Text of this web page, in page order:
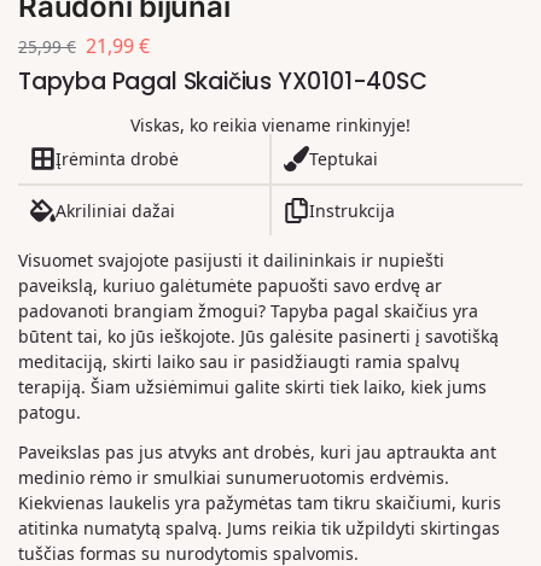
25,99€ 21,99€
Tapyba Pagal Skaičius YX0101-40SC
Viskas, ko reikia viename rinkinyje!
Įrėminta drobė
Teptukai
Akriliniai dažai Instrukcija
Visuomet svajojote pasijusti it dailininkais ir nupiešti
paveikslą, kuriuo galėtumėte papuošti savo erdvę ar
padovanoti brangiam žmogui? Tapyba pagal skaičius yra
būtent tai, ko jūs ieškojote. Jūs galėsite pasinerti į savotišką
meditaciją, skirti laiko sau ir pasidžiaugti ramia spalvų
terapiją. Šiam užsiėmimui galite skirti tiek laiko, kiek jums
patogu.
Paveikslas pas jus atvyks ant drobės, kuri jau aptraukta ant
medinio rėmo ir smulkiai sunumeruotomis erdvėmis.
Kiekvienas laukelis yra pažymėtas tam tikru skaičiumi, kuris
atitinka numatytą spalvą. Jums reikia tik užpildyti skirtingas
tuščias formas su nurodytomis spalvomis.